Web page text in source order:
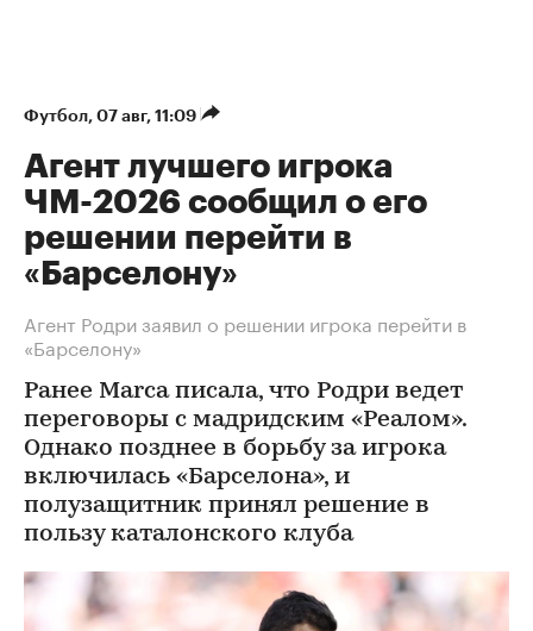
Футбол⁠, 07 авг, 11:09
Агент лучшего игрока
ЧМ-2026 сообщил о его
решении перейти в
«Барселону»
Агент Родри заявил о решении игрока перейти в
«Барселону»
Ранее Marca писала, что Родри ведет
переговоры с мадридским «Реалом».
Однако позднее в борьбу за игрока
включилась «Барселона», и
полузащитник принял решение в
пользу каталонского клуба